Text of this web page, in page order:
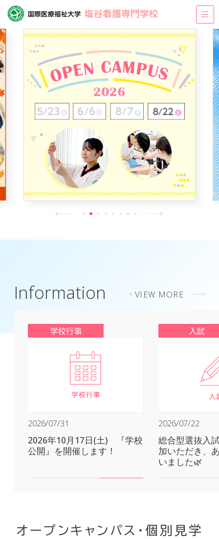
Information VIEW MORE
学校行事
2026/07/31
2026年10月17日(土) 『学校
公開』を開催します！
入試
2026/07/22
総合型選抜入
加いただき、
いました🌿
オープンキャンパス・個別見学